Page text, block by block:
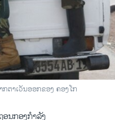
ຕາເວັນອອກຂອງ ຄອງໂກ
ນກອງກໍາລັງ